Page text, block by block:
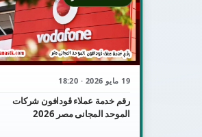
19 مايو 2026 · 18:20
رقم خدمة عملاء ڤودافون شركات
الموحد المجانى مصر 2026